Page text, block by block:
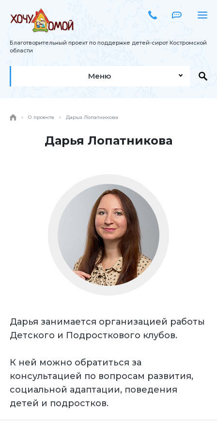
Благотворительный проект по поддержке детей-сирот Костромской
области
Меню
О проекте Дарья Лопатникова
Дарья Лопатникова
Дарья занимается организацией работы
Детского и Подросткового клубов.
К ней можно обратиться за
консультацией по вопросам развития,
социальной адаптации, поведения
детей и подростков.